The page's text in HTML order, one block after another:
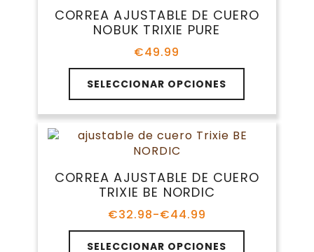
opciones
elegir
la
página
producto
CORREA AJUSTABLE DE CUERO
NOBUK TRIXIE PURE
€49.99
SELECCIONAR OPCIONES
Este
producto
tiene
múltiples
variantes.
se
pueden
en
CORREA AJUSTABLE DE CUERO
TRIXIE BE NORDIC
€32.98-€44.99
Rango
de
precios:
SELECCIONAR OPCIONES
Este